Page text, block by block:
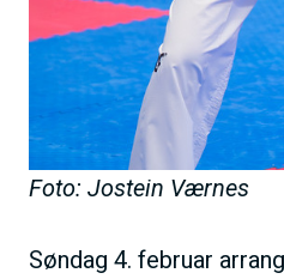
Foto: Jostein Værnes
Søndag 4. februar